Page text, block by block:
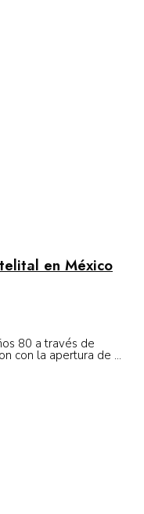
en México
80 a través de
con la apertura de ...